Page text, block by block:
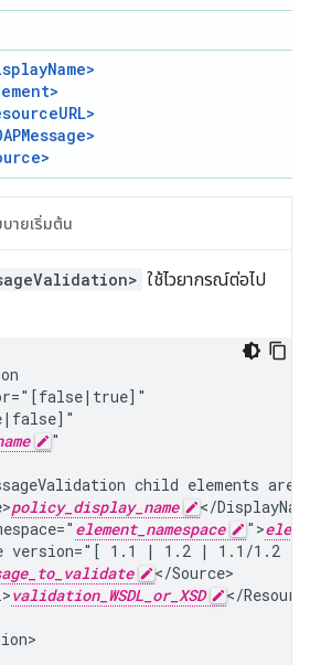
บายเริ่มต้น
ใช้ไวยากรณ์ต่อไป
"
child elements are
policy_display_name
</
element_namespace ">
version="[ 1.1 | 1.2 | 1.1/1.2
</Source>
validation_WSDL_or_XSD </